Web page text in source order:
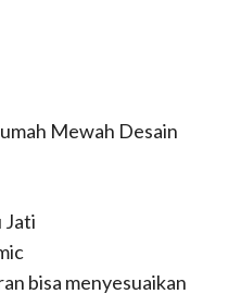
Mewah Desain
Jati
bisa menyesuaikan